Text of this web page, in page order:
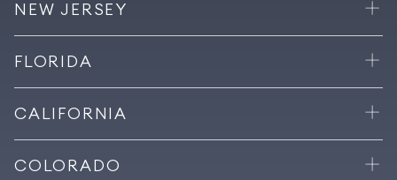
NEW JERSEY
FLORIDA
CALIFORNIA
COLORADO